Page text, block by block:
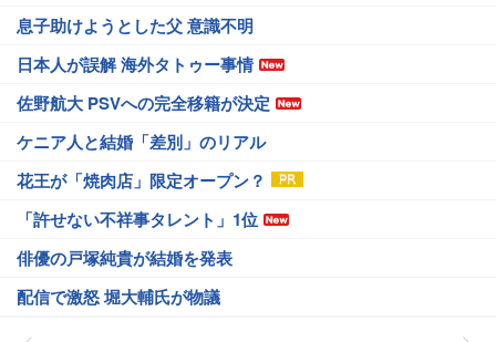
息子助けようとした父 意識不明
日本人が誤解 海外タトゥー事情
佐野航大 PSVへの完全移籍が決定
ケニア人と結婚「差別」のリアル
花王が「焼肉店」限定オープン？
「許せない不祥事タレント」1位
俳優の戸塚純貴が結婚を発表
配信で激怒 堀大輔氏が物議